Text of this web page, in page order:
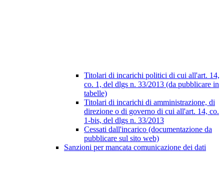
Titolari di incarichi politici di cui all'art. 14,
co. 1, del dlgs n. 33/2013 (da pubblicare in
tabelle)
Titolari di incarichi di amministrazione, di
direzione o di governo di cui all'art. 14, co.
1-bis, del dlgs n. 33/2013
Cessati dall'incarico (documentazione da
pubblicare sul sito web)
Sanzioni per mancata comunicazione dei dati